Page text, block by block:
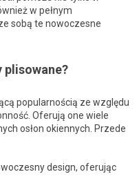
w pełnym
sobą te nowoczesne
plisowane?
popularnością ze względu
Oferują one wiele
osłon okiennych. Przede
design, oferując